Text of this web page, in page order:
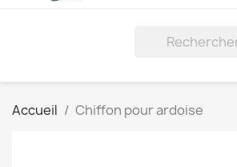
Accueil Chiffon pour ardoise